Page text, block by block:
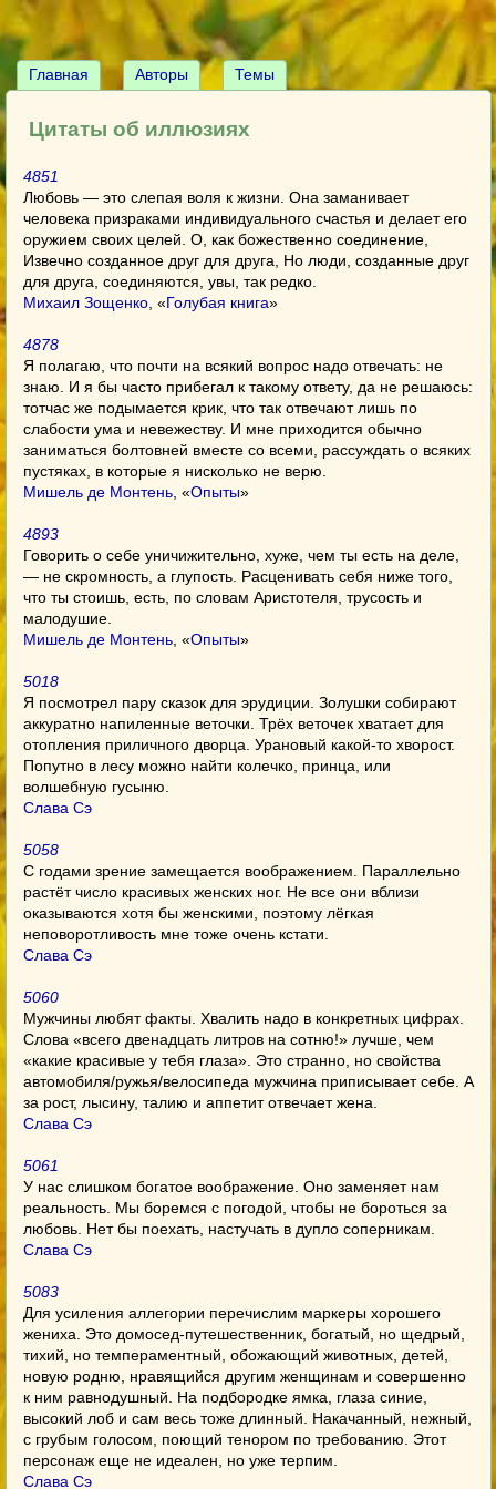
Главная Авторы Темы
Цитаты об иллюзиях
4851
Любовь — это слепая воля к жизни. Она заманивает
человека призраками индивидуального счастья и делает его
оружием своих целей. О, как божественно соединение,
Извечно созданное друг для друга, Но люди, созданные друг
для друга, соединяются, увы, так редко.
Михаил Зощенко , «Голубая книга»
4878
Я полагаю, что почти на всякий вопрос надо отвечать: не
знаю. И я бы часто прибегал к такому ответу, да не решаюсь:
тотчас же подымается крик, что так отвечают лишь по
слабости ума и невежеству. И мне приходится обычно
заниматься болтовней вместе со всеми, рассуждать о всяких
пустяках, в которые я нисколько не верю.
Мишель де Монтень , «Опыты»
4893
Говорить о себе уничижительно, хуже, чем ты есть на деле,
— не скромность, а глупость. Расценивать себя ниже того,
что ты стоишь, есть, по словам Аристотеля, трусость и
малодушие.
Мишель де Монтень , «Опыты»
5018
Я посмотрел пару сказок для эрудиции. Золушки собирают
аккуратно напиленные веточки. Трёх веточек хватает для
отопления приличного дворца. Урановый какой-то хворост.
Попутно в лесу можно найти колечко, принца, или
волшебную гусыню.
Слава Сэ
5058
С годами зрение замещается воображением. Параллельно
растёт число красивых женских ног. Не все они вблизи
оказываются хотя бы женскими, поэтому лёгкая
неповоротливость мне тоже очень кстати.
Слава Сэ
5060
Мужчины любят факты. Хвалить надо в конкретных цифрах.
Слова «всего двенадцать литров на сотню!» лучше, чем
«какие красивые у тебя глаза». Это странно, но свойства
автомобиля/ружья/велосипеда мужчина приписывает себе. А
за рост, лысину, талию и аппетит отвечает жена.
Слава Сэ
5061
У нас слишком богатое воображение. Оно заменяет нам
реальность. Мы боремся с погодой, чтобы не бороться за
любовь. Нет бы поехать, настучать в дупло соперникам.
Слава Сэ
5083
Для усиления аллегории перечислим маркеры хорошего
жениха. Это домосед-путешественник, богатый, но щедрый,
тихий, но темпераментный, обожающий животных, детей,
новую родню, нравящийся другим женщинам и совершенно
к ним равнодушный. На подбородке ямка, глаза синие,
высокий лоб и сам весь тоже длинный. Накачанный, нежный,
с грубым голосом, поющий тенором по требованию. Этот
персонаж еще не идеален, но уже терпим.
Слава Сэ